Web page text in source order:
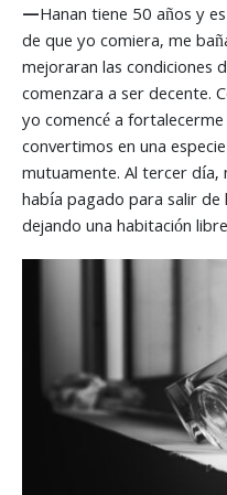
—Hanan tiene 50 años y
de que yo comiera, me
mejoraran las condiciones
comenzara a ser decente.
yo comencé a
convertimos en una
mutuamente. Al tercer día,
había pagado para salir
dejando una habitación